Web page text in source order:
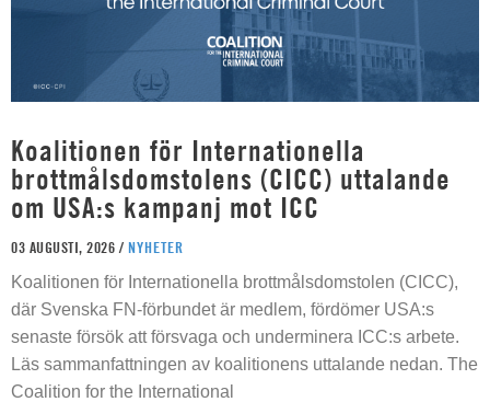
Koalitionen för Internationella
brottmålsdomstolens (CICC) uttalande
om USA:s kampanj mot ICC
03 AUGUSTI, 2026 / NYHETER
Koalitionen för Internationella brottmålsdomstolen (CICC),
där Svenska FN-förbundet är medlem, fördömer USA:s
senaste försök att försvaga och underminera ICC:s arbete.
Läs sammanfattningen av koalitionens uttalande nedan. The
Coalition for the International